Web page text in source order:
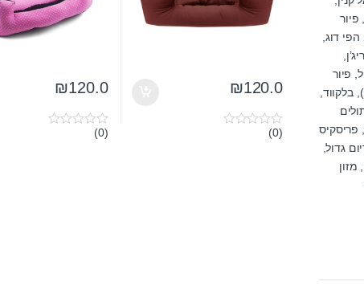
₪120.0
0(0)
₪120.0
0
(0)
פיור
הפי דוג,
פיור
בלקווד,
פריסקיס
גדול,
מזון